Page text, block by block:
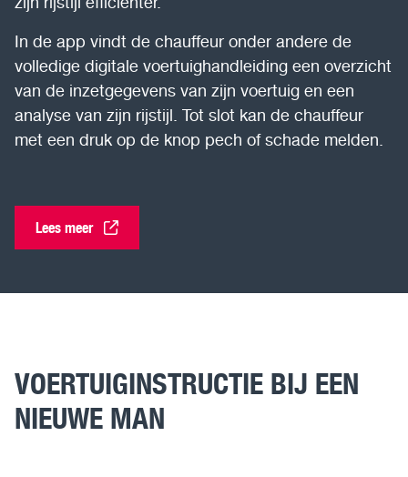
In de app vindt de chauffeur onder andere de
volledige digitale voertuighandleiding een overzicht
van de inzetgegevens van zijn voertuig en een
analyse van zijn rijstijl. Tot slot kan de chauffeur
met een druk op de knop pech of schade melden.
Lees meer
VOERTUIGINSTRUCTIE BIJ EEN
NIEUWE MAN